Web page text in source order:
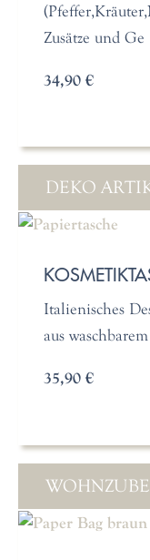
Zusätze und Ge
34,90 €
DEKO
Italienisches
aus
35,90 €